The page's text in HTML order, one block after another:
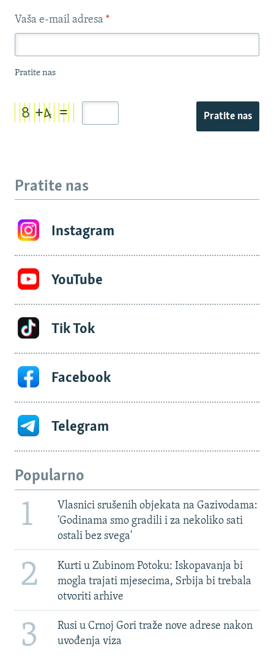
Vaša e-mail adresa *
Pratite nas
Pratite nas
Pratite nas
Instagram
YouTube
Tik Tok
Facebook
Telegram
Popularno
1
Vlasnici srušenih objekata na Gazivodama:
'Godinama smo gradili i za nekoliko sati
ostali bez svega'
2
Kurti u Zubinom Potoku: Iskopavanja bi
mogla trajati mjesecima, Srbija bi trebala
otvoriti arhive
3
Rusi u Crnoj Gori traže nove adrese nakon
uvođenja viza